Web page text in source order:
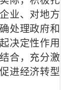
业、对地方
处理政府和
决定性作用
合，充分激
进经济转型